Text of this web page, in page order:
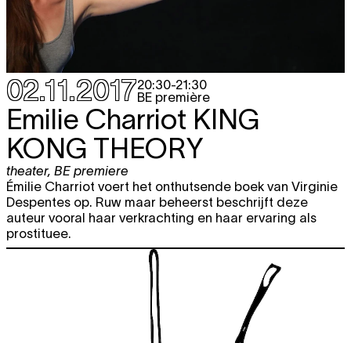
02.11.201720:30-21:30
BE première
Emilie Charriot KING
KONG THEORY
theater, BE premiere
Émilie Charriot voert het onthutsende boek van Virginie
Despentes op. Ruw maar beheerst beschrijft deze
auteur vooral haar verkrachting en haar ervaring als
prostituee.